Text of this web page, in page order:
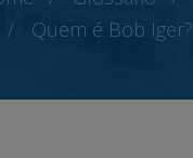
Quem é Bob Iger?